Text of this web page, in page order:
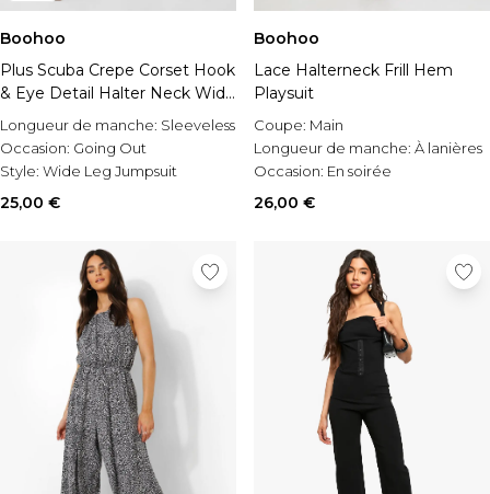
Boohoo
Plus Scuba Crepe Corset Hook
& Eye Detail Halter Neck Wide
Leg Jumpsuit
Longueur de manche: Sleeveless
Occasion: Going Out
Style: Wide Leg Jumpsuit
25,00 €
Boohoo
Lace Halterneck Frill Hem
Playsuit
Coupe: Main
Longueur de manche: À lanières
Occasion: En soirée
26,00 €